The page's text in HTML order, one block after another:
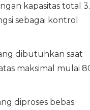
kapasitas total
sebagai kontrol
dibutuhkan saat
maksimal mulai
diproses bebas